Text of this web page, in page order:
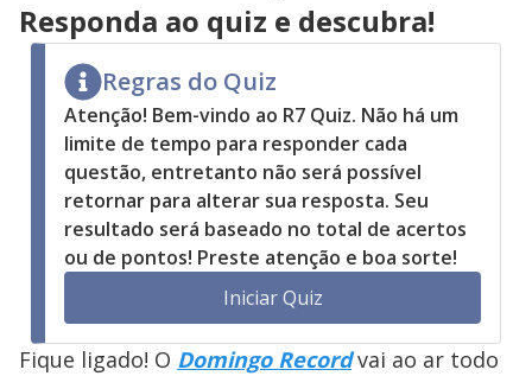
Responda ao quiz e descubra!
Regras do Quiz
Atenção! Bem-vindo ao R7 Quiz. Não há um
limite de tempo para responder cada
questão, entretanto não será possível
retornar para alterar sua resposta. Seu
resultado será baseado no total de acertos
ou de pontos! Preste atenção e boa sorte!
Iniciar Quiz
Fique ligado! O Domingo Record vai ao ar todo